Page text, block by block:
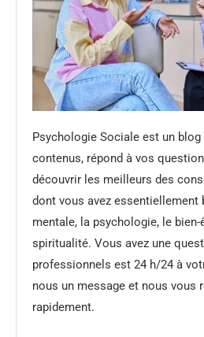
Psychologie Sociale est un
contenus, répond à vos
découvrir les meilleurs des
dont vous avez essentiellement
mentale, la psychologie, le
spiritualité. Vous avez une
professionnels est 24 h/24 à
nous un message et nous vous
rapidement.